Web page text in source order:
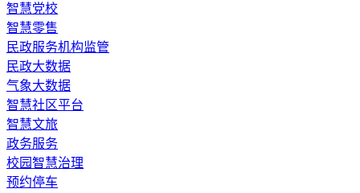
智慧党校
智慧零售
民政服务机构监管
民政大数据
气象大数据
智慧社区平台
智慧文旅
政务服务
校园智慧治理
预约停车